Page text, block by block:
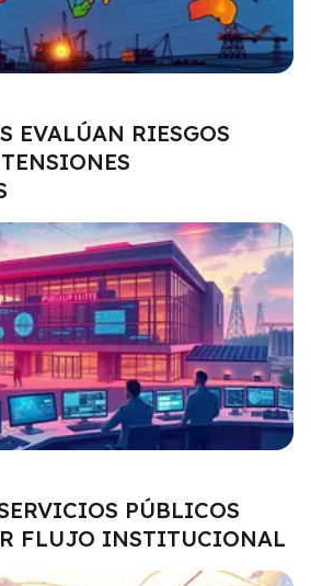
EVALÚAN RIESGOS
PÚBLICOS
FLUJO INSTITUCIONAL